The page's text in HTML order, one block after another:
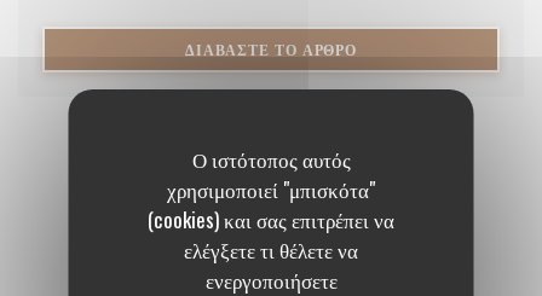
Ο ιστότοπος αυτός
χρησιμοποιεί "μπισκότα"
(cookies) και σας επιτρέπει να
ελέγξετε τι θέλετε να
ενεργοποιήσετε
ΔΙΑΒΆΣΤΕ ΤΟ ΆΡΘΡΟ